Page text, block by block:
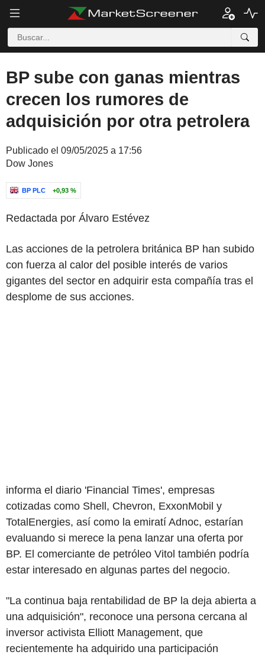
BP sube con ganas mientras
crecen los rumores de
adquisición por otra petrolera
Publicado el 09/05/2025 a 17:56
Dow Jones
BP PLC +0,93 %
Redactada por Álvaro Estévez
Las acciones de la petrolera británica BP han subido
con fuerza al calor del posible interés de varios
gigantes del sector en adquirir esta compañía tras el
desplome de sus acciones.
informa el diario 'Financial Times', empresas
cotizadas como Shell, Chevron, ExxonMobil y
TotalEnergies, así como la emiratí Adnoc, estarían
evaluando si merece la pena lanzar una oferta por
BP. El comerciante de petróleo Vitol también podría
estar interesado en algunas partes del negocio.
"La continua baja rentabilidad de BP la deja abierta a
una adquisición", reconoce una persona cercana al
inversor activista Elliott Management, que
recientemente ha adquirido una participación